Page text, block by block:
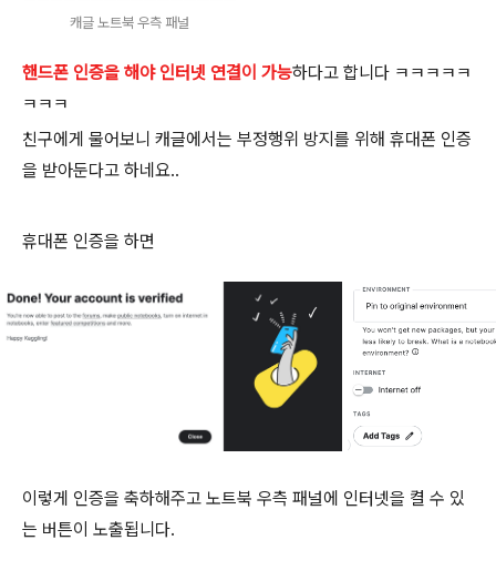
캐글 노트북 우측 패널
핸드폰 인증을 해야 인터넷 연결이 가능하다고 합니다 ㅋㅋㅋㅋㅋ
ㅋㅋㅋ
친구에게 물어보니 캐글에서는 부정행위 방지를 위해 휴대폰 인증
을 받아둔다고 하네요..
휴대폰 인증을 하면
이렇게 인증을 축하해주고 노트북 우측 패널에 인터넷을 켤 수 있
는 버튼이 노출됩니다.